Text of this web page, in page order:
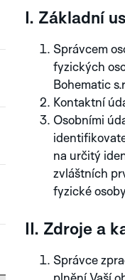
ZÁKLADNÍ
ARTISAN
ROBOTIC
MINOR
AERODYNAMIC
SPECTRA
LIMITOVANÉ
NOVINKA
I. Základní
Správcem
fyzických
Bohematic
Kontaktní
Osobními
na určitý
zvláštních
fyzické
II. Zdroje a
Správce